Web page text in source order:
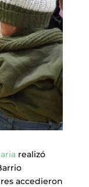
realizó
accedieron